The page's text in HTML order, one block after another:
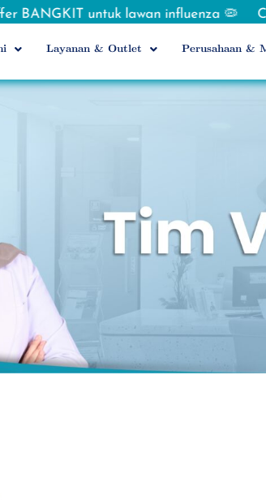
untuk lawan influenza 🦠
Layanan & Outlet Perusahaan &